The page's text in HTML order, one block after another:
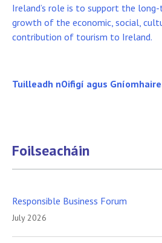
Ireland’s role is to support the
growth of the economic, social,
contribution of tourism to Ireland.
Tuilleadh nOifigí agus
Foilseacháin
Responsible Business Forum
July 2026